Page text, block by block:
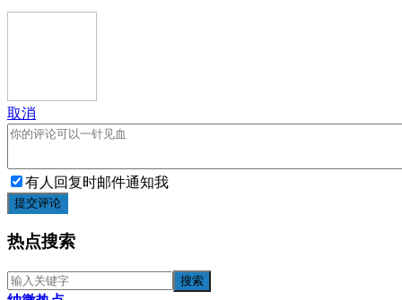
取消
有人回复时邮件通知我
提交评论
热点搜索